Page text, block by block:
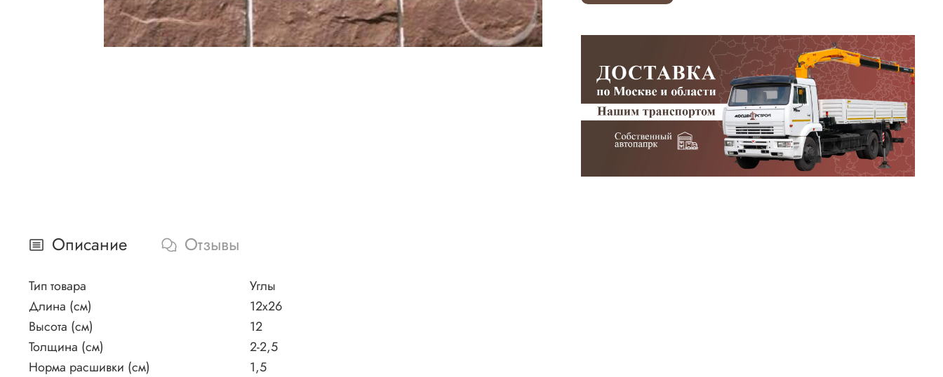
Описание Отзывы
Тип товара
Углы
Длина (см)
12x26
Высота (см)
12
Толщина (см)
2-2,5
Норма расшивки (см)
1,5